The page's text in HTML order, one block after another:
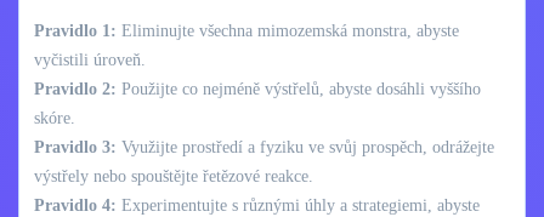
Pravidlo 1: Eliminujte všechna mimozemská monstra, abyste
vyčistili úroveň.
Pravidlo 2: Použijte co nejméně výstřelů, abyste dosáhli vyššího
skóre.
Pravidlo 3: Využijte prostředí a fyziku ve svůj prospěch, odrážejte
výstřely nebo spouštějte řetězové reakce.
Pravidlo 4: Experimentujte s různými úhly a strategiemi, abyste